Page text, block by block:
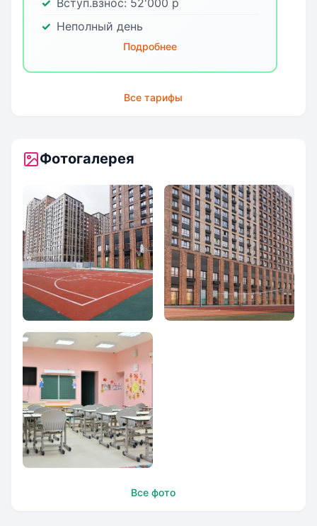
Вступ.взнос: 52'000 р
Неполный день
Подробнее
Все тарифы
Фотогалерея
Начальная школа
в ЮАО
Начальная школаВсе фото